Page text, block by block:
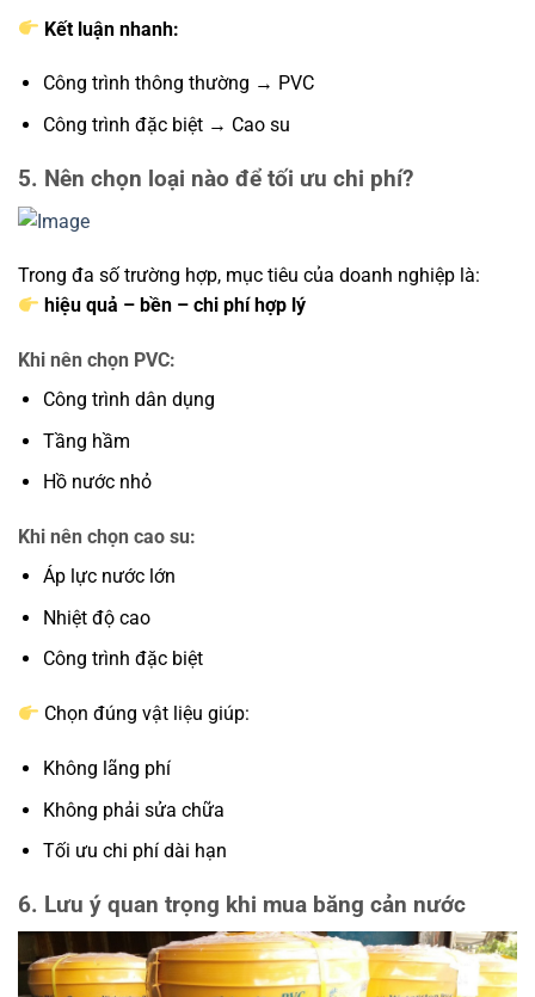
Kết luận nhanh:
Công trình thông thường → PVC
Công trình đặc biệt → Cao su
5. Nên chọn loại nào để tối ưu chi phí?
Trong đa số trường hợp, mục tiêu của doanh nghiệp là:
hiệu quả – bền – chi phí hợp lý
Khi nên chọn PVC:
Công trình dân dụng
Tầng hầm
Hồ nước nhỏ
Khi nên chọn cao su:
Áp lực nước lớn
Nhiệt độ cao
Công trình đặc biệt
Chọn đúng vật liệu giúp:
Không lãng phí
Không phải sửa chữa
Tối ưu chi phí dài hạn
6. Lưu ý quan trọng khi mua băng cản nước